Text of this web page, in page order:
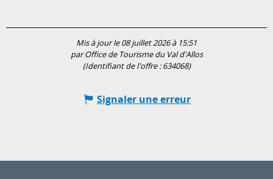
Mis à jour le 08 juillet 2026 à 15:51
par Office de Tourisme du Val d'Allos
(Identifiant de l'offre :634068)
Signaler une erreur